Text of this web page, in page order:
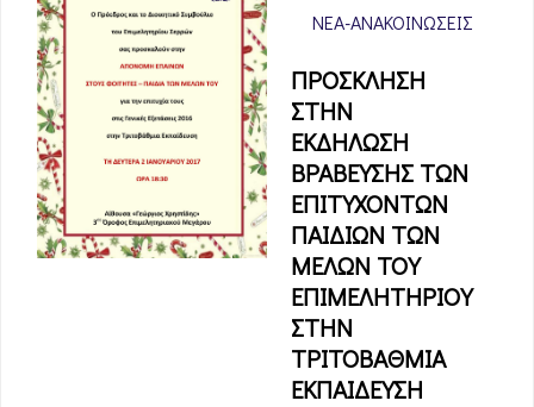
ΝΈΑ-ΑΝΑΚΟΙΝΏΣΕΙΣ
ΠΡΟΣΚΛΗΣΗ
ΣΤΗΝ
ΕΚΔΗΛΩΣΗ
ΒΡΑΒΕΥΣΗΣ ΤΩΝ
ΕΠΙΤΥΧΟΝΤΩΝ
ΠΑΙΔΙΩΝ ΤΩΝ
ΜΕΛΩΝ ΤΟΥ
ΕΠΙΜΕΛΗΤΗΡΙΟΥ
ΣΤΗΝ
ΤΡΙΤΟΒΑΘΜΙΑ
ΕΚΠΑΙΔΕΥΣΗ